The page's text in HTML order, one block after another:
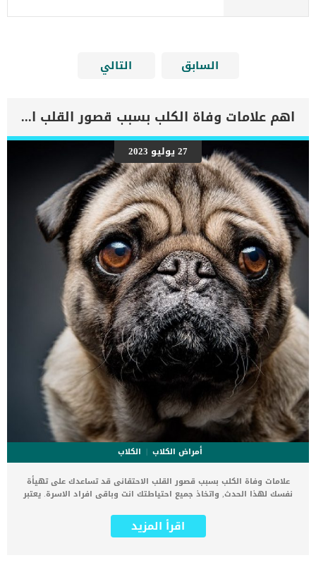
السابق التالي
اهم علامات وفاة الكلب بسبب قصور القلب الاحتقانى
27 يوليو 2023
أمراض الكلاب
الكلاب
علامات وفاة الكلب بسبب قصور القلب الاحتقانى قد تساعدك على تهيأة
نفسك لهذا الحدث, واتخاذ جميع احتياطتك انت وباقى افراد الاسرة. يعتبر
يتعرض لها جميع الكائنات الحية بما فى ذلك الكلاب والقطط. كما ان القلب
يعتبر عضوا رئيسيا فى جسم الكلاب, واى قصور به يعتبر قصور فى باقى
اقرأ المزيد